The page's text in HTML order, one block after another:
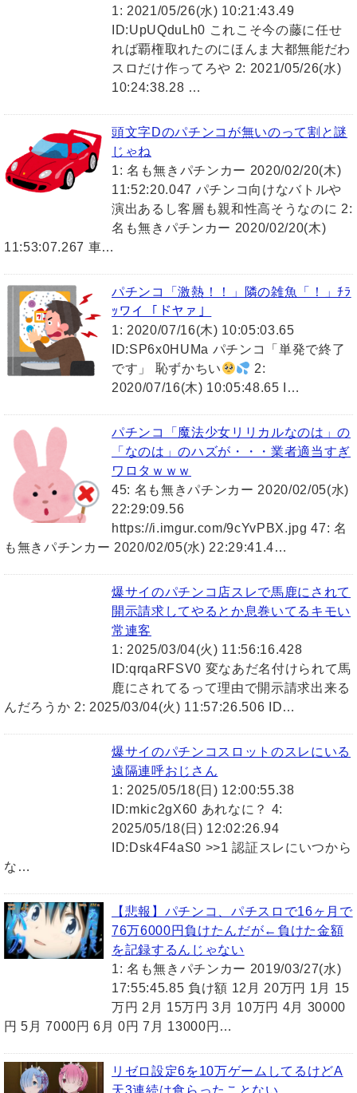
1: 2021/05/26(水) 10:21:43.49
ID:UpUQduLh0 これこそ今の藤に任せ
れば覇権取れたのにほんま大都無能だわ
スロだけ作ってろや 2: 2021/05/26(水)
10:24:38.28 …
頭文字Dのパチンコが無いのって割と謎
じゃね
1: 名も無きパチンカー 2020/02/20(木)
11:52:20.047 パチンコ向けなバトルや
演出あるし客層も親和性高そうなのに 2:
名も無きパチンカー 2020/02/20(木)
11:53:07.267 車…
パチンコ「激熱！！」隣の雑魚「！」ﾁﾗ
ｯワイ「ドヤァ」
1: 2020/07/16(木) 10:05:03.65
ID:SP6x0HUMa パチンコ「単発で終了
です」 恥ずかちい
2:
2020/07/16(木) 10:05:48.65 I…
パチンコ「魔法少女リリカルなのは」の
「なのは」のハズが・・・業者適当すぎ
ワロタｗｗｗ
45: 名も無きパチンカー 2020/02/05(水)
22:29:09.56
https://i.imgur.com/9cYvPBX.jpg 47: 名
も無きパチンカー 2020/02/05(水) 22:29:41.4…
爆サイのパチンコ店スレで馬鹿にされて
開示請求してやるとか息巻いてるキモい
常連客
1: 2025/03/04(火) 11:56:16.428
ID:qrqaRFSV0 変なあだ名付けられて馬
鹿にされてるって理由で開示請求出来る
んだろうか 2: 2025/03/04(火) 11:57:26.506 ID…
爆サイのパチンコスロットのスレにいる
遠隔連呼おじさん
1: 2025/05/18(日) 12:00:55.38
ID:mkic2gX60 あれなに？ 4:
2025/05/18(日) 12:02:26.94
ID:Dsk4F4aS0 >>1 認証スレにいつから
な…
【悲報】パチンコ、パチスロで16ヶ月で
76万6000円負けたんだが←負けた金額
を記録するんじゃない
1: 名も無きパチンカー 2019/03/27(水)
17:55:45.85 負け額 12月 20万円 1月 15
万円 2月 15万円 3月 10万円 4月 30000
円 5月 7000円 6月 0円 7月 13000円…
リゼロ設定6を10万ゲームしてるけどA